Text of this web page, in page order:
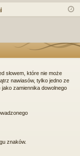
og
ę
słowem, które nie może
nawiasów, tylko jedno ze
zamiennika dowolnego
znaków.